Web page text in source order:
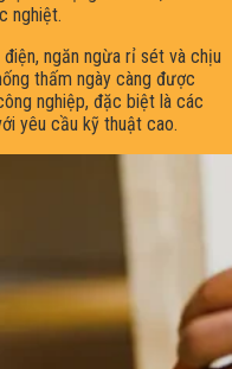
nghiệt.
ngăn ngừa rỉ sét và chịu
thấm ngày càng được
nghiệp, đặc biệt là các
yêu cầu kỹ thuật cao.